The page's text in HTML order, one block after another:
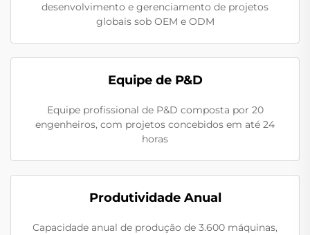
desenvolvimento e gerenciamento de projetos
globais sob OEM e ODM
Equipe de P&D
Equipe profissional de P&D composta por 20
engenheiros, com projetos concebidos em até 24
horas
Produtividade Anual
Capacidade anual de produção de 3.600 máquinas,